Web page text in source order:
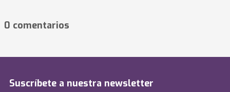
0 comentarios
Suscríbete a nuestra newsletter